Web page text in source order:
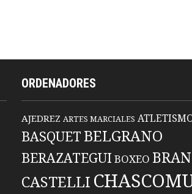
ORDENADORES
AJEDREZ ARTES MARCIALES
BASQUET BELGRANO
BERAZATEGUIBOXEO
CASTELLI